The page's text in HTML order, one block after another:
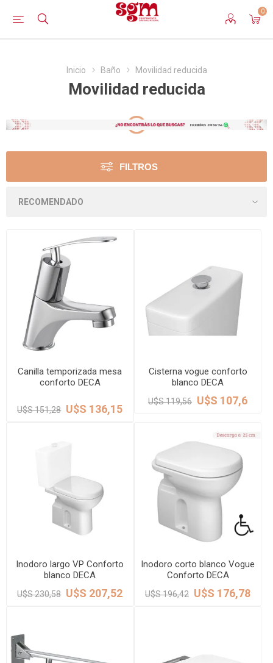
0
Inicio Baño Movilidad reducida
Movilidad reducida
FILTROS
Canilla temporizada mesa
conforto DECA
U$S 151,28 U$S 136,15
Cisterna vogue conforto
blanco DECA
U$S 119,56 U$S 107,6
Inodoro largo VP Conforto
blanco DECA
U$S 230,58 U$S 207,52
Inodoro corto blanco Vogue
Conforto DECA
U$S 196,42 U$S 176,78